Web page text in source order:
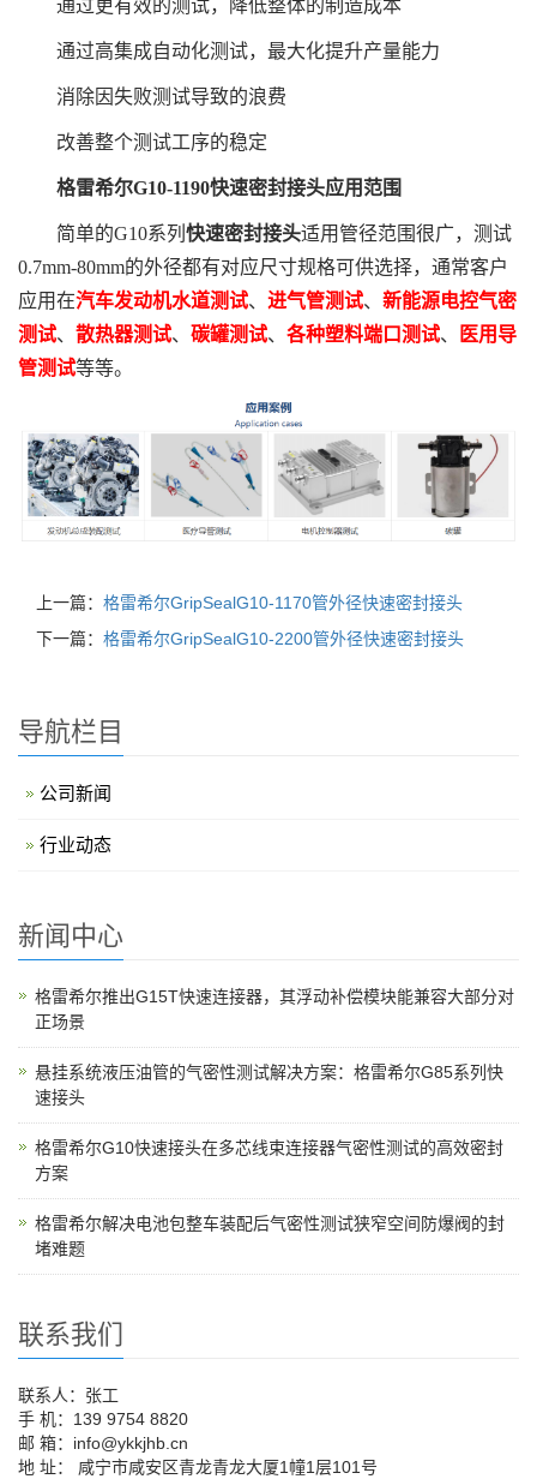
通过更有效的测试，降低整体的制造成本
通过高集成自动化测试，最大化提升产量能力
消除因失败测试导致的浪费
改善整个测试工序的稳定
格雷希尔G10-1190快速密封接头应用范围
简单的G10系列 快速密封接头适用管径范围很广，测试
0.7mm-80mm的外径都有对应尺寸规格可供选择，通常客户
应用在汽车发动机水道测试、 进气管测试、 新能源电控气密
测试、 散热器测试、 碳罐测试、 各种塑料端口测试、
医用导
管测试等等。
上一篇： 格雷希尔GripSealG10-1170管外径快速密封接头
下一篇： 格雷希尔GripSealG10-2200管外径快速密封接头
导航栏目
公司新闻
行业动态
新闻中心
格雷希尔推出G15T快速连接器，其浮动补偿模块能兼容大部分对
正场景
悬挂系统液压油管的气密性测试解决方案：格雷希尔G85系列快
速接头
格雷希尔G10快速接头在多芯线束连接器气密性测试的高效密封
方案
格雷希尔解决电池包整车装配后气密性测试狭窄空间防爆阀的封
堵难题
联系我们
联系人：张工
手 机：139 9754 8820
邮 箱：info@ykkjhb.cn
地 址： 咸宁市咸安区青龙青龙大厦1幢1层101号